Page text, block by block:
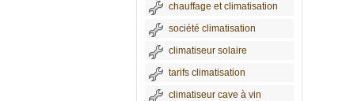
chauffage et climatisation
société climatisation
climatiseur solaire
tarifs climatisation
climatiseur cave à vin